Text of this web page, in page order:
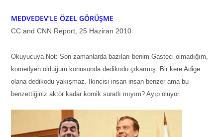
MEDVEDEV’LE ÖZEL GÖRÜŞME
CC and CNN Report, 25 Haziran 2010
Okuyucuya Not: Son zamanlarda bazıları benim Gasteci olmadığım,
komedyen olduğum konusunda dedikodu çıkarmış. Bir kere Adige
olana dedikodu yakışmaz. İkincisi insan insan benzer ama bu
benzettiğiniz aktör kadar komik suratlı mıyım? Ayıp oluyor.